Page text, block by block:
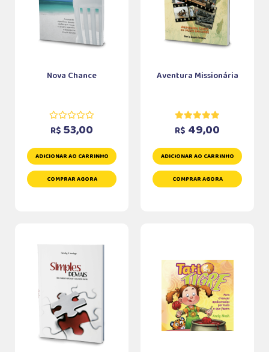
Nova Chance
R$ 53,00
ADICIONAR AO CARRINHO
COMPRAR AGORA
Aventura Missionária
R$ 49,00
ADICIONAR AO CARRINHO
COMPRAR AGORA